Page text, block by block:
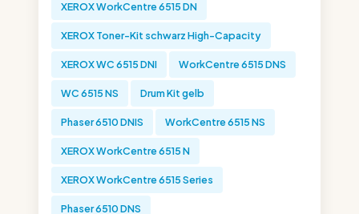
XEROX WorkCentre 6515 DN
XEROX Toner-Kit schwarz High-Capacity
XEROX WC 6515 DNI WorkCentre 6515 DNS
WC 6515 NS Drum Kit gelb
Phaser 6510 DNIS WorkCentre 6515 NS
XEROX WorkCentre 6515 N
XEROX WorkCentre 6515 Series
Phaser 6510 DNS